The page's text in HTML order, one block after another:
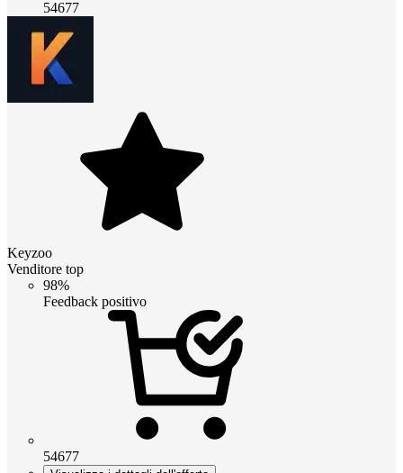
54677
Keyzoo
Venditore top
98%
Feedback positivo
54677